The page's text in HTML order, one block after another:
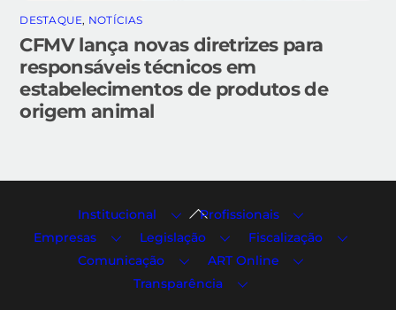
DESTAQUE, NOTÍCIAS
CFMV lança novas diretrizes para
responsáveis técnicos em
estabelecimentos de produtos de
origem animal
Back
To
Top
Institucional
Profissionais
Empresas
Legislação
Fiscalização
Comunicação
ART Online
Transparência